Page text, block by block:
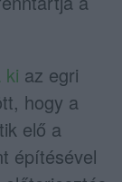
ki az egri
hogy a
elő a
építésével